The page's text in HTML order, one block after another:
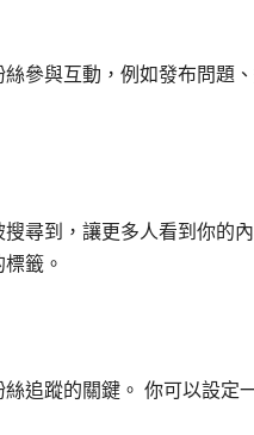
參與互動，例如發布問題
尋到，讓更多人看到你的
籤。
追蹤的關鍵。 你可以設定